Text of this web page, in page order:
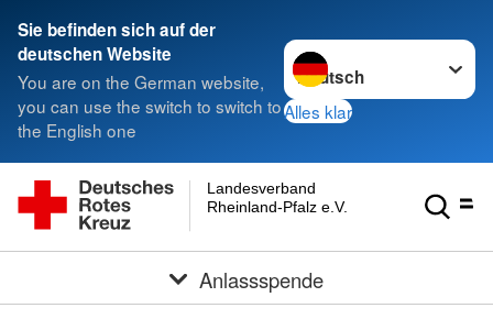
Sie befinden sich auf der
deutschen Website
You are on the German website,
you can use the switch to switch to
the English one
Sprache wechseln zu
Alles klar
Rheinland-Pfalz e.V.
Landesverband
Anlassspende